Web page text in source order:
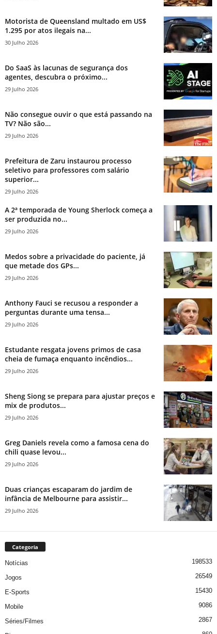
Motorista de Queensland multado em US$
1.295 por atos ilegais na...
30 Julho 2026
Do SaaS às lacunas de segurança dos
agentes, descubra o próximo...
29 Julho 2026
Não consegue ouvir o que está passando na
TV? Não são...
29 Julho 2026
Prefeitura de Zaru instaurou processo
seletivo para professores com salário
superior...
29 Julho 2026
A 2ª temporada de Young Sherlock começa a
ser produzida no...
29 Julho 2026
Medos sobre a privacidade do paciente, já
que metade dos GPs...
29 Julho 2026
Anthony Fauci se recusou a responder a
perguntas durante uma tensa...
29 Julho 2026
Estudante resgata jovens primos de casa
cheia de fumaça enquanto incêndios...
29 Julho 2026
Sheng Siong se prepara para ajustar preços e
mix de produtos...
29 Julho 2026
Greg Daniels revela como a famosa cena do
chili quase levou...
29 Julho 2026
Duas crianças escaparam do jardim de
infância de Melbourne para assistir...
29 Julho 2026
Categoria
Notícias 198533
Jogos 26549
E-Sports 15430
Mobile 9086
Séries/Filmes 2867